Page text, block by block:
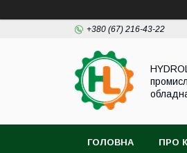
+380 (67) 216-43-22
ГОЛОВНА ПРО